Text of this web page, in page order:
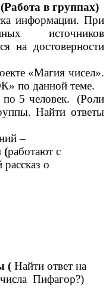
в группах)
информации. При
источников
на достоверности
«Магия чисел».
по данной теме.
по 5 человек. (Роли
Найти ответы
–
(работают с
о
( Найти ответ на
Пифагор?)